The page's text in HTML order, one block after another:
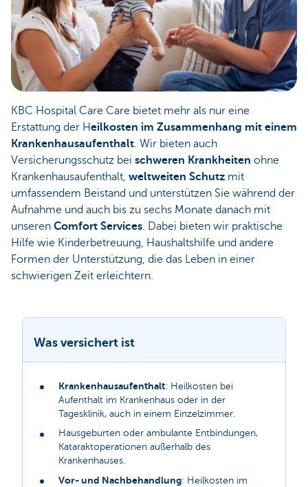
KBC Hospital Care Care bietet mehr als nur eine
Erstattung der Heilkosten im Zusammenhang mit einem
Krankenhausaufenthalt. Wir bieten auch
Versicherungsschutz bei schweren Krankheiten ohne
Krankenhausaufenthalt, weltweiten Schutz mit
umfassendem Beistand und unterstützen Sie während der
Aufnahme und auch bis zu sechs Monate danach mit
unseren Comfort Services. Dabei bieten wir praktische
Hilfe wie Kinderbetreuung, Haushaltshilfe und andere
Formen der Unterstützung, die das Leben in einer
schwierigen Zeit erleichtern.
Was versichert ist
Krankenhausaufenthalt: Heilkosten bei
Aufenthalt im Krankenhaus oder in der
Tagesklinik, auch in einem Einzelzimmer.
Hausgeburten oder ambulante Entbindungen,
Kataraktoperationen außerhalb des
Krankenhauses.
Vor- und Nachbehandlung: Heilkosten im